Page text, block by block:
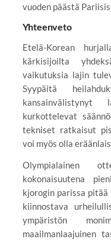
vuoden päästä
Yhteenveto
Etelä-Korean
kärkisijoilta
vaikutuksia lajin
Syypäitä
kansainvälistynyt
kurkottelevat
tekniset ratkaisut
voi myös olla
Olympialainen
kokonaisuutena
kjorogin parissa
kiinnostava
ympäristön
maailmanlaajuinen